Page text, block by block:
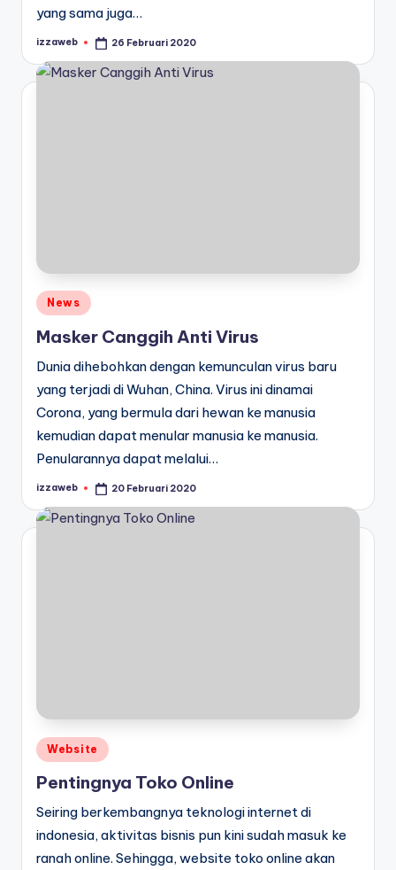
yang sama juga…
Posted
izzaweb 26 Februari 2020
Posted
News
Masker Canggih Anti Virus
Dunia dihebohkan dengan kemunculan virus baru
yang terjadi di Wuhan, China. Virus ini dinamai
Corona, yang bermula dari hewan ke manusia
kemudian dapat menular manusia ke manusia.
Penularannya dapat melalui…
Posted
izzaweb 20 Februari 2020
Posted
in
Website
Pentingnya Toko Online
Seiring berkembangnya teknologi internet di
indonesia, aktivitas bisnis pun kini sudah masuk ke
ranah online. Sehingga, website toko online akan